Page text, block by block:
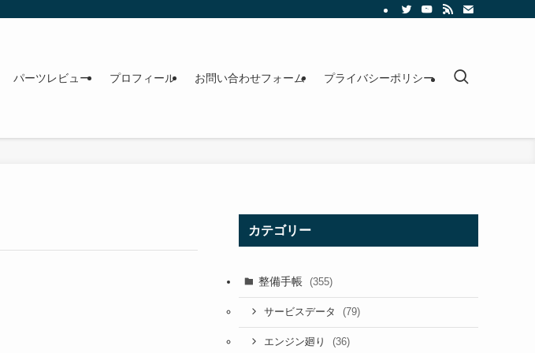
パーツレビュー プロフィール お問い合わせフォーム プライバシーポリシー
カテゴリー
整備手帳 (355)
サービスデータ (79)
エンジン廻り (36)